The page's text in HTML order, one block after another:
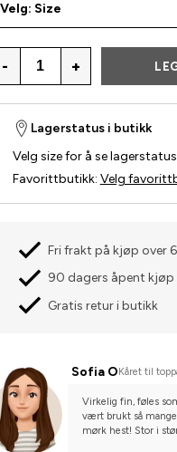
Velg: Size
- +
Lagerstatus i butikk
Velg size for å se
Favorittbutikk: Velg
Fri frakt på kjøp over
90 dagers åpent
Gratis retur i butikk
Sofia OKåret til
Virkelig fin, føles
vært brukt så
mørk hest! Stor i